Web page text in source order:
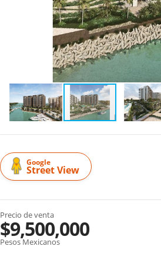
Google
Street View
Precio de venta
$9,500,000
Pesos Mexicanos